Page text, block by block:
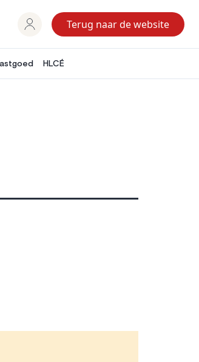
Terug naar de website
HLCÉ